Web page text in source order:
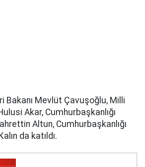
Bakanı Mevlüt Çavuşoğlu, Milli
Akar, Cumhurbaşkanlığı
Altun, Cumhurbaşkanlığı
da katıldı.